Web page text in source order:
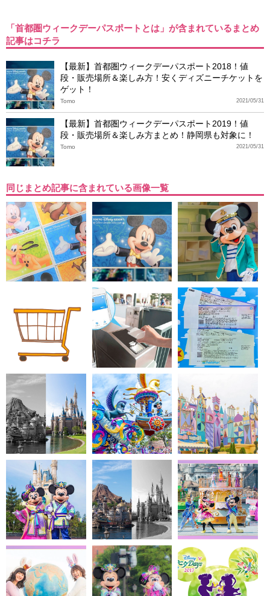
「首都圏ウィークデーパスポートとは」が含まれているまとめ
記事はコチラ
【最新】首都圏ウィークデーパスポート2018！値
段・販売場所＆楽しみ方！安くディズニーチケットを
ゲット！
2021/05/31
Tomo
【最新】首都圏ウィークデーパスポート2019！値
段・販売場所＆楽しみ方まとめ！静岡県も対象に！
2021/05/31
Tomo
同じまとめ記事に含まれている画像一覧